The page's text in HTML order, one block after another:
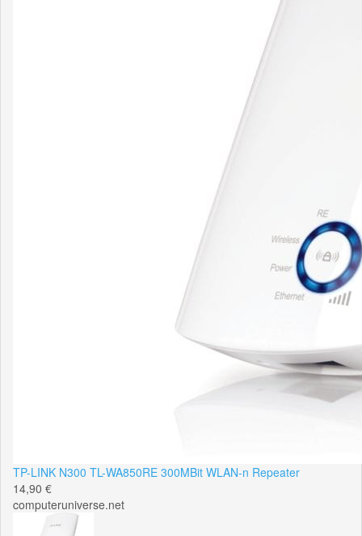
TP-LINK N300 TL-WA850RE 300MBit WLAN-n Repeater
14,90 €
computeruniverse.net